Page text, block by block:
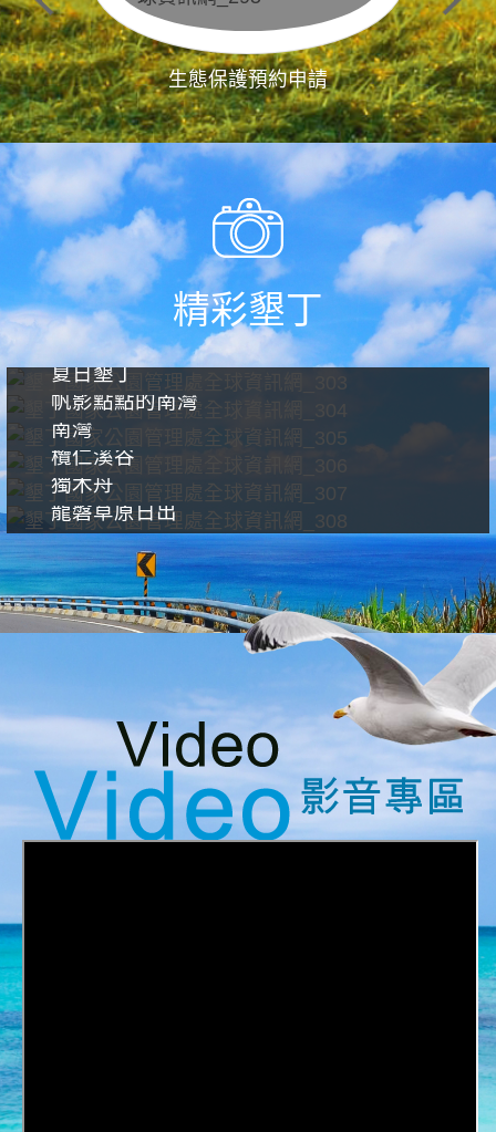
生態保護預約申請
精彩墾丁
夏日墾丁
帆影點點的南灣
南灣
欖仁溪谷
獨木舟
龍磐草原日出